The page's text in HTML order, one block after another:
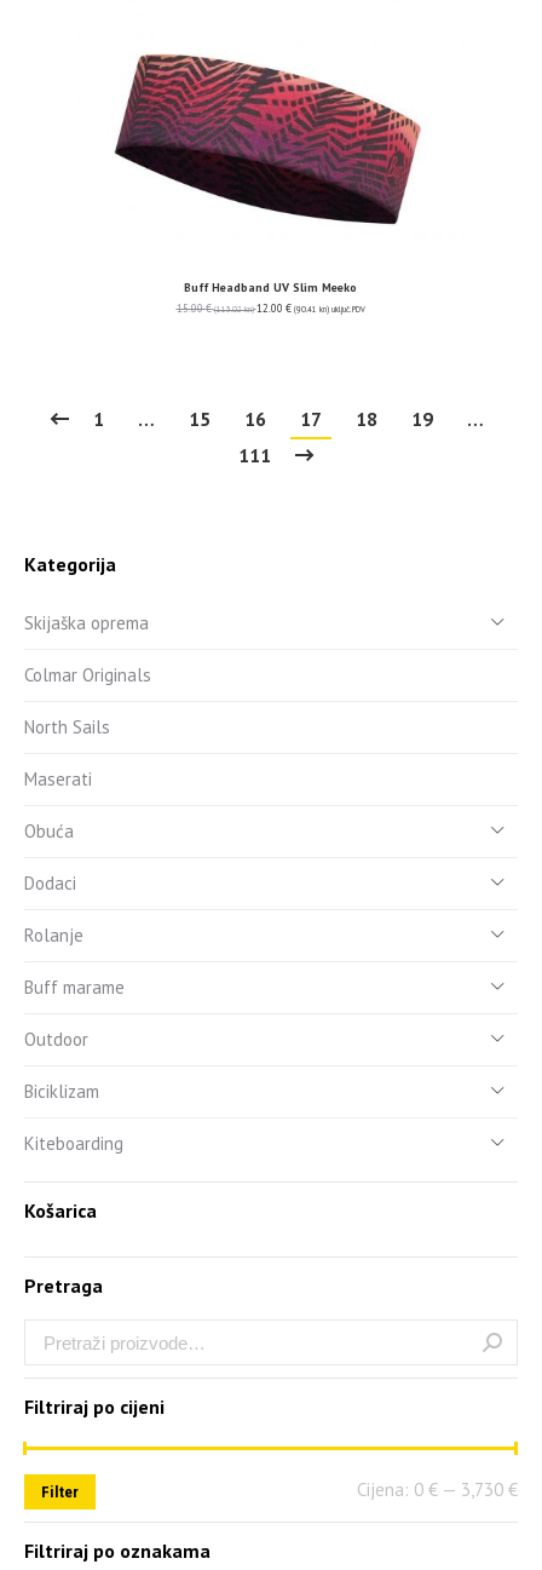
Buff Headband UV Slim Meeko
15.00€ (113.02 kn) 12.00 € (90.41 kn) uključ. PDV
1 … 15 16 17 18 19
…
111
Kategorija
Skijaška oprema
Colmar Originals
North Sails
Maserati
Obuća
Dodaci
Rolanje
Buff marame
Outdoor
Biciklizam
Kiteboarding
Košarica
Pretraga
Filtriraj po cijeni
Filter Cijena: 0 € — 3,730 €
Filtriraj po oznakama